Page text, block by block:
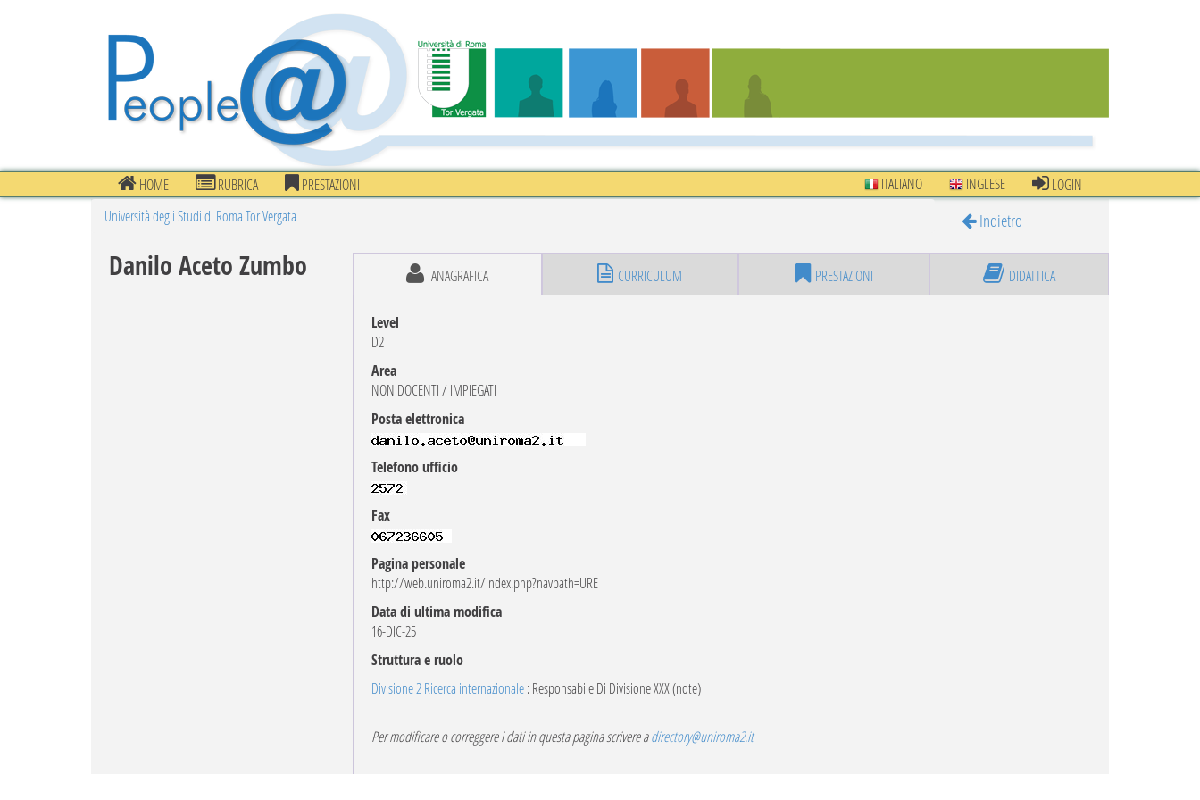
HOME RUBRICA PRESTAZIONI ITALIANO INGLESE
LOGIN
Università degli Studi di Roma Tor Vergata
Indietro
Danilo Aceto Zumbo ANAGRAFICA CURRICULUM PRESTAZIONI DIDATTICA
Level
D2
Area
NON DOCENTI / IMPIEGATI
Posta elettronica
Telefono ufficio
Fax
Pagina personale
http://web.uniroma2.it/index.php?navpath=URE
Data di ultima modifica
16-DIC-25
Struttura e ruolo
Divisione 2 Ricerca internazionale: Responsabile Di Divisione XXX (note)
Per modificare o correggere i dati in questa pagina scrivere adirectory@uniroma2.it